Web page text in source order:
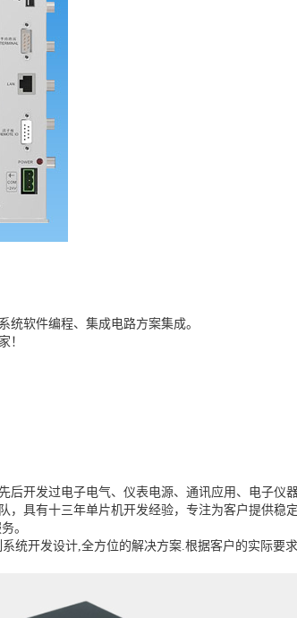
统软件编程、集成电路方案集成。
！
后开发过电子电气、仪表电源、通讯应用、电子仪
具有十三年单片机开发经验，专注为客户提供稳
。
系统开发设计, 全方位的解决方案. 根据客户的实际要